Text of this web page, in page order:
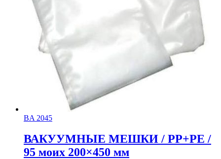
BA 2045
ВАКУУМНЫЕ МЕШКИ / PP+PE /
95 моих 200×450 мм